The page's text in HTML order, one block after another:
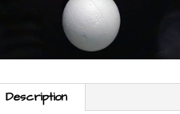
Description